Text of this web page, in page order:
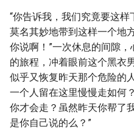
“你告诉我，我们究竟要这
莫名其妙地带到这样一个地
你说啊！”一次休息的间隙
的旅程，冲着眼前这个黑衣
似乎又恢复昨天那个危险的
一个人留在这里慢慢走如何
你才会走？虽然昨天你帮了
是你自己说的么？”